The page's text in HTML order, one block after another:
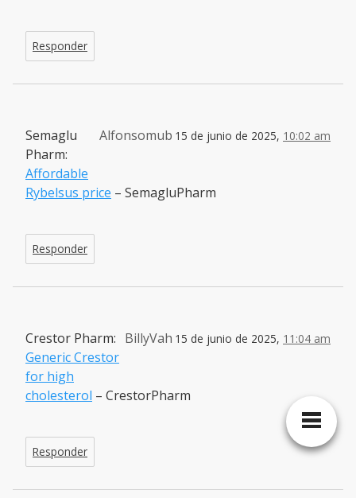
Responder
Alfonsomub 15 de junio de 2025, 10:02 am
Semaglu
Pharm:
Affordable
Rybelsus price – SemagluPharm
Responder
BillyVah 15 de junio de 2025, 11:04 am
Crestor Pharm:
Generic Crestor
for high
cholesterol – CrestorPharm
Responder